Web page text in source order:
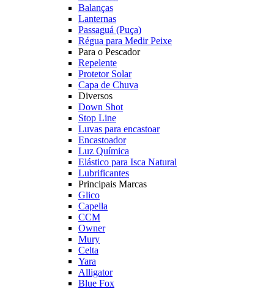
Balanças
Lanternas
Passaguá (Puça)
Régua para Medir Peixe
Para o Pescador
Repelente
Protetor Solar
Capa de Chuva
Diversos
Down Shot
Stop Line
Luvas para encastoar
Encastoador
Luz Química
Elástico para Isca Natural
Lubrificantes
Principais Marcas
Glico
Capella
CCM
Owner
Mury
Celta
Yara
Alligator
Blue Fox